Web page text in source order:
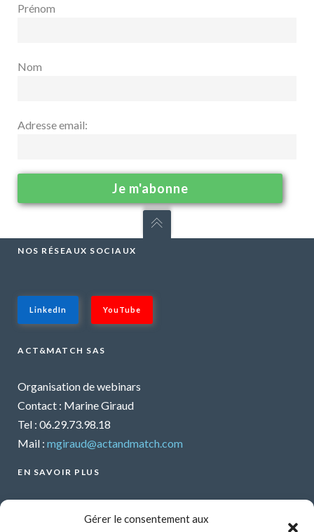
Gérer le consentement aux
Prénom
Nom
Adresse email:
NOS RÉSEAUX SOCIAUX
LinkedIn YouTube
ACT&MATCH SAS
Organisation de webinars
Contact : Marine Giraud
Tel : 06.29.73.98.18
Mail : mgiraud@actandmatch.com
EN SAVOIR PLUS
Organiser un webinar